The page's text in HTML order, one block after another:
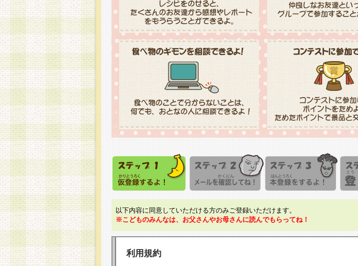
以下内容に同意していただける方のみご登録いただけます。
※こどものみんなは、お父さんやお母さんに読んでもらってね！
利用規約